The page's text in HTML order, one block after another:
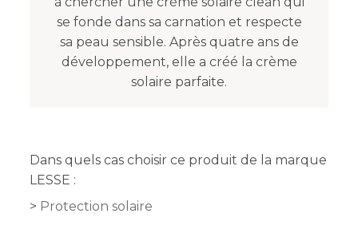
se fonde dans sa carnation et respecte
sa peau sensible. Après quatre ans de
développement, elle a créé la crème
solaire parfaite.
Dans quels cas choisir ce produit de la marque
LESSE :
Protection solaire